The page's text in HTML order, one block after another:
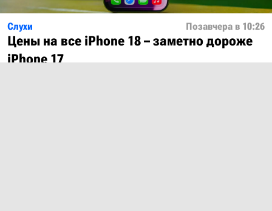
Слухи Позавчера в 10:26
Цены на все iPhone 18 – заметно дороже
iPhone 17